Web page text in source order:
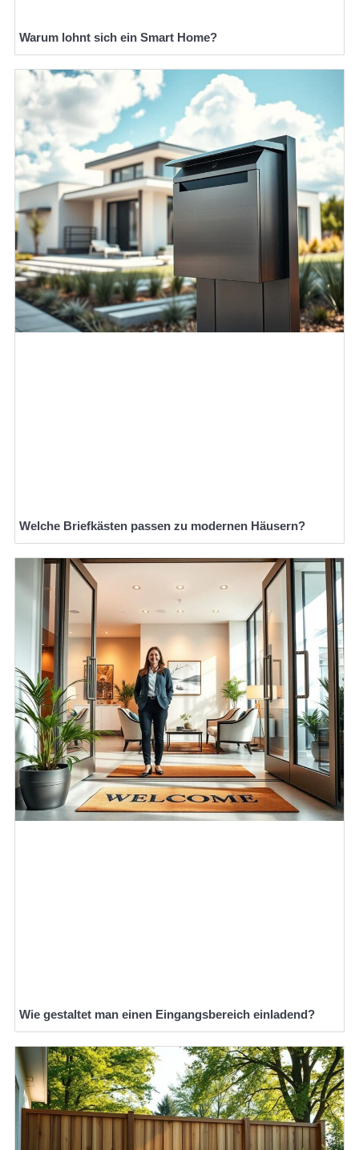
Warum lohnt sich ein Smart Home?
Welche Briefkästen passen zu modernen Häusern?
Wie gestaltet man einen Eingangsbereich einladend?